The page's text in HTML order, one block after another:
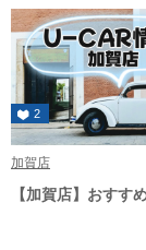
2
加賀店
【加賀店】おすす